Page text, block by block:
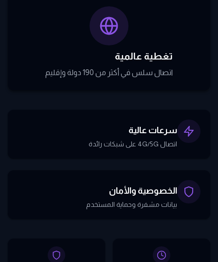
تغطية عالمية
اتصال سلس في أكثر من 190 دولة وإقليم
سرعات عالية
اتصال 4G/5G على شبكات رائدة
الخصوصية والأمان
بيانات مشفرة وحماية المستخدم